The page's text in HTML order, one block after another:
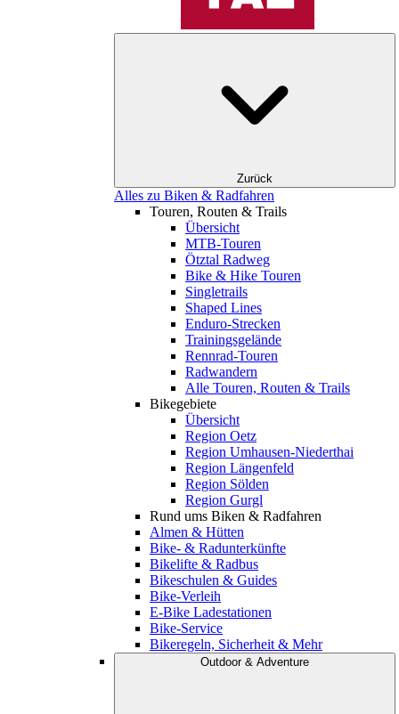
Zurück
Alles zu Biken & Radfahren
Touren, Routen & Trails
Übersicht
MTB-Touren
Ötztal Radweg
Bike & Hike Touren
Singletrails
Shaped Lines
Enduro-Strecken
Trainingsgelände
Rennrad-Touren
Radwandern
Alle Touren, Routen & Trails
Bikegebiete
Übersicht
Region Oetz
Region Umhausen-Niederthai
Region Längenfeld
Region Sölden
Region Gurgl
Rund ums Biken & Radfahren
Almen & Hütten
Bike- & Radunterkünfte
Bikelifte & Radbus
Bikeschulen & Guides
Bike-Verleih
E-Bike Ladestationen
Bike-Service
Bikeregeln, Sicherheit & Mehr
Outdoor & Adventure